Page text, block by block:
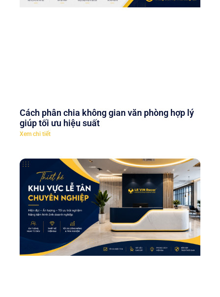
Cách phân chia không gian văn phòng hợp lý
giúp tối ưu hiệu suất
Xem chi tiết